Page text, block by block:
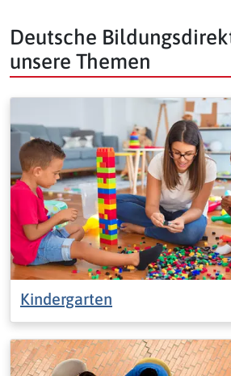
Deutsche
unsere Themen
Kindergarten